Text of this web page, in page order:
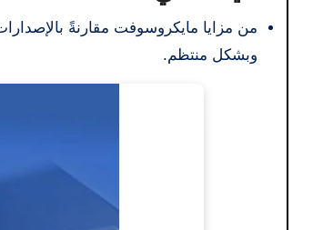
من مزايا مايكروسوفت مقارنةً
وبشكل منتظم.